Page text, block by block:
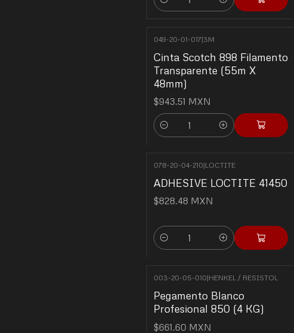
Quantity
049-20-01-017|3M
Cinta Scotch 898 Filamento
Transparente (55m X
48mm)
$943.51 MXN
Quantity
078-20-04-210|LOCTITE
ADHESIVE LOCTITE 41450
$828.48 MXN
Quantity
003-20-05-010|HENKEL / RESISTOL
Pegamento Blanco
Profesional 850 (4 KG)
$661.60 MXN